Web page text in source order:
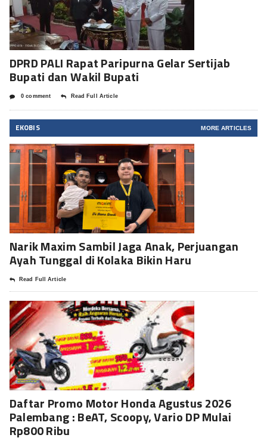
DPRD PALI Rapat Paripurna Gelar Sertijab
Bupati dan Wakil Bupati
0 comment Read Full Article
EKOBIS MORE ARTICLES
Narik Maxim Sambil Jaga Anak, Perjuangan
Ayah Tunggal di Kolaka Bikin Haru
Read Full Article
Daftar Promo Motor Honda Agustus 2026
Palembang : BeAT, Scoopy, Vario DP Mulai
Rp800 Ribu